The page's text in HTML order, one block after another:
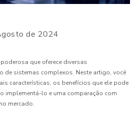
de 2024
que oferece diversas
de sistemas complexos. Neste artigo, você
características, os benefícios que ele pode
implementá-lo e uma comparação com
mercado.